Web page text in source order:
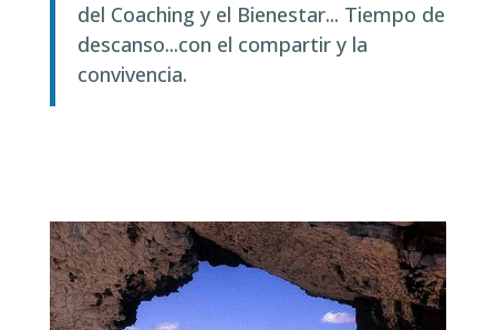
del Coaching y el Bienestar... Tiempo de
descanso...con el compartir y la
convivencia.